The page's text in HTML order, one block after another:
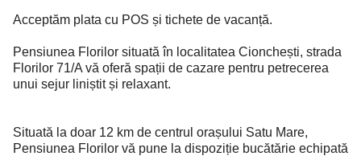
Acceptăm plata cu POS și tichete de vacanță.
Pensiunea Florilor situată în localitatea Cionchești, strada
Florilor 71/A vă oferă spații de cazare pentru petrecerea
unui sejur liniștit și relaxant.
Situată la doar 12 km de centrul orașului Satu Mare,
Pensiunea Florilor vă pune la dispoziție bucătărie echipată